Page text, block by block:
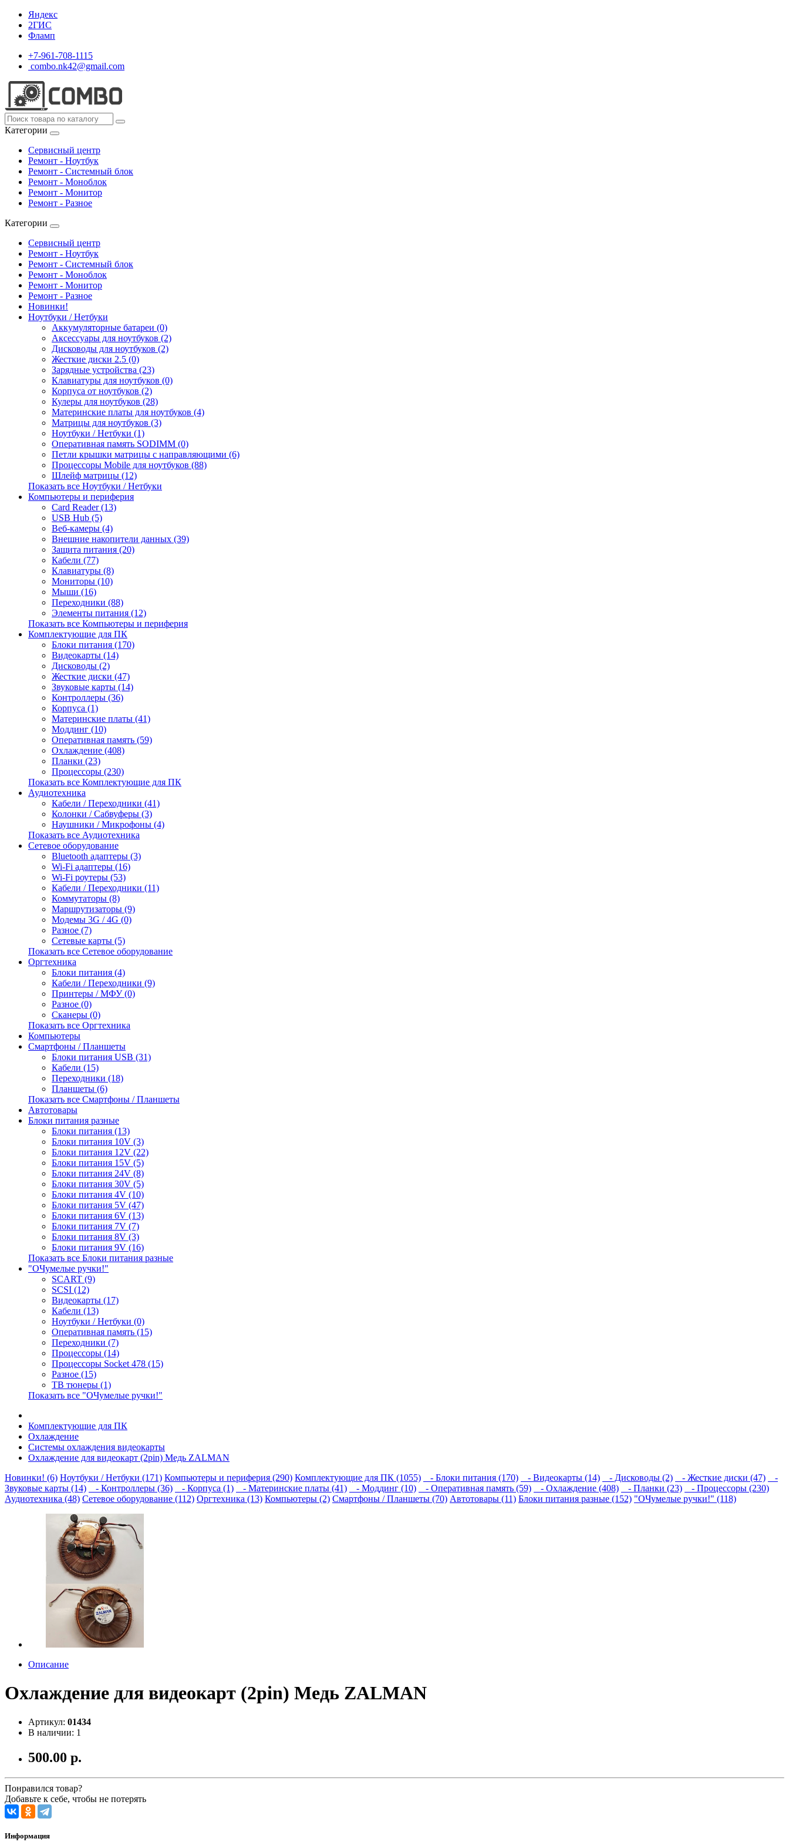
Яндекс
2ГИС
Фламп
+7-961-708-1115
combo.nk42@gmail.com
Категории
Сервисный центр
Ремонт - Ноутбук
Ремонт - Системный блок
Ремонт - Моноблок
Ремонт - Монитор
Ремонт - Разное
Категории
Сервисный центр
Ремонт - Ноутбук
Ремонт - Системный блок
Ремонт - Моноблок
Ремонт - Монитор
Ремонт - Разное
Новинки!
Ноутбуки / Нетбуки
Аккумуляторные батареи (0)
Аксессуары для ноутбуков (2)
Дисководы для ноутбуков (2)
Жесткие диски 2.5 (0)
Зарядные устройства (23)
Клавиатуры для ноутбуков (0)
Корпуса от ноутбуков (2)
Кулеры для ноутбуков (28)
Материнские платы для ноутбуков (4)
Матрицы для ноутбуков (3)
Ноутбуки / Нетбуки (1)
Оперативная память SODIMM (0)
Петли крышки матрицы с направляющими (6)
Процессоры Mobile для ноутбуков (88)
Шлейф матрицы (12)
Показать все Ноутбуки / Нетбуки
Компьютеры и периферия
Card Reader (13)
USB Hub (5)
Веб-камеры (4)
Внешние накопители данных (39)
Защита питания (20)
Кабели (77)
Клавиатуры (8)
Мониторы (10)
Мыши (16)
Переходники (88)
Элементы питания (12)
Показать все Компьютеры и периферия
Комплектующие для ПК
Блоки питания (170)
Видеокарты (14)
Дисководы (2)
Жесткие диски (47)
Звуковые карты (14)
Контроллеры (36)
Корпуса (1)
Материнские платы (41)
Моддинг (10)
Оперативная память (59)
Охлаждение (408)
Планки (23)
Процессоры (230)
Показать все Комплектующие для ПК
Аудиотехника
Кабели / Переходники (41)
Колонки / Сабвуферы (3)
Наушники / Микрофоны (4)
Показать все Аудиотехника
Сетевое оборудование
Bluetooth адаптеры (3)
Wi-Fi адаптеры (16)
Wi-Fi роутеры (53)
Кабели / Переходники (11)
Коммутаторы (8)
Маршрутизаторы (9)
Модемы 3G / 4G (0)
Разное (7)
Сетевые карты (5)
Показать все Сетевое оборудование
Оргтехника
Блоки питания (4)
Кабели / Переходники (9)
Принтеры / МФУ (0)
Разное (0)
Сканеры (0)
Показать все Оргтехника
Компьютеры
Смартфоны / Планшеты
Блоки питания USB (31)
Кабели (15)
Переходники (18)
Планшеты (6)
Показать все Смартфоны / Планшеты
Автотовары
Блоки питания разные
Блоки питания (13)
Блоки питания 10V (3)
Блоки питания 12V (22)
Блоки питания 15V (5)
Блоки питания 24V (8)
Блоки питания 30V (5)
Блоки питания 4V (10)
Блоки питания 5V (47)
Блоки питания 6V (13)
Блоки питания 7V (7)
Блоки питания 8V (3)
Блоки питания 9V (16)
Показать все Блоки питания разные
"ОЧумелые ручки!"
SCART (9)
SCSI (12)
Видеокарты (17)
Кабели (13)
Ноутбуки / Нетбуки (0)
Оперативная память (15)
Переходники (7)
Процессоры (14)
Процессоры Socket 478 (15)
Разное (15)
ТВ тюнеры (1)
Показать все "ОЧумелые ручки!"
Комплектующие для ПК
Охлаждение
Системы охлаждения видеокарты
Охлаждение для видеокарт (2pin) Медь ZALMAN
Новинки! (6) Ноутбуки / Нетбуки (171) Компьютеры и периферия (290) Комплектующие для ПК (1055) - Блоки питания (170) - Видеокарты (14) - Дисководы (2) - Жесткие диски (47)
-
Звуковые карты (14)
- Контроллеры (36) - Корпуса (1) - Материнские платы (41) - Моддинг (10) - Оперативная память (59) - Охлаждение (408) - Планки (23)
- Процессоры (230)
Аудиотехника (48) Сетевое оборудование (112) Оргтехника (13) Компьютеры (2) Смартфоны / Планшеты (70) Автотовары (11) Блоки питания разные (152) "ОЧумелые ручки!" (118)
Описание
Охлаждение для видеокарт (2pin) Медь ZALMAN
Артикул: 01434
В наличии: 1
500.00 р.
Понравился товар?
Добавьте к себе, чтобы не потерять
Информация